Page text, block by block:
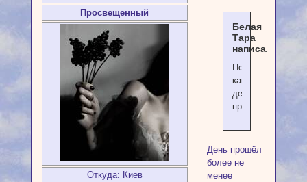
Просвещенный
Откуда: Киев
Белая
Тара
написал(а):
Посмотрим
как
день
пройдёт.
День прошёл
более не
менее